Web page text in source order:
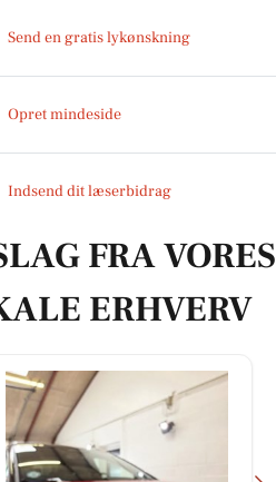
Send en gratis lykønskning
Opret mindeside
Indsend dit læserbidrag
FRA VORES
ERHVERV